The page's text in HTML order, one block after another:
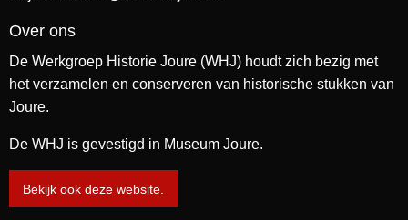
Over ons
De Werkgroep Historie Joure (WHJ) houdt zich bezig met
het verzamelen en conserveren van historische stukken van
Joure.
De WHJ is gevestigd in Museum Joure.
Bekijk ook deze website.